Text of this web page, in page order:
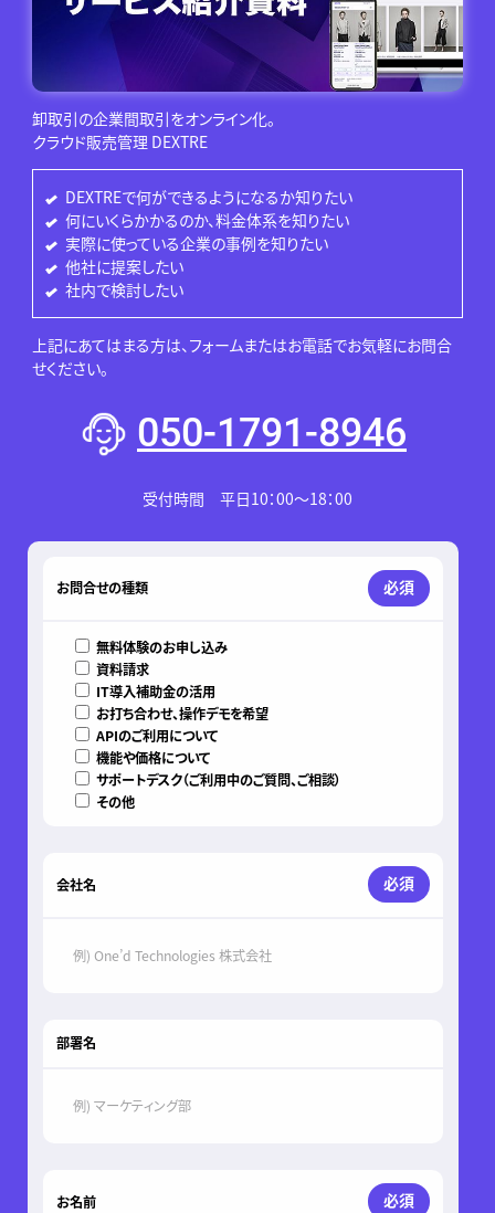
卸取引の企業間取引をオンライン化。
クラウド販売管理 DEXTRE
DEXTREで何ができるようになるか知りたい
何にいくらかかるのか、料金体系を知りたい
実際に使っている企業の事例を知りたい
他社に提案したい
社内で検討したい
上記にあてはまる方は、フォームまたはお電話でお気軽にお問合
せください。
050-1791-8946
受付時間 平日10：00～18：00
お問合せの種類 必須
無料体験のお申し込み
資料請求
IT導入補助金の活用
お打ち合わせ、操作デモを希望
APIのご利用について
機能や価格について
サポートデスク（ご利用中のご質問、ご相談）
その他
会社名 必須
部署名
お名前 必須